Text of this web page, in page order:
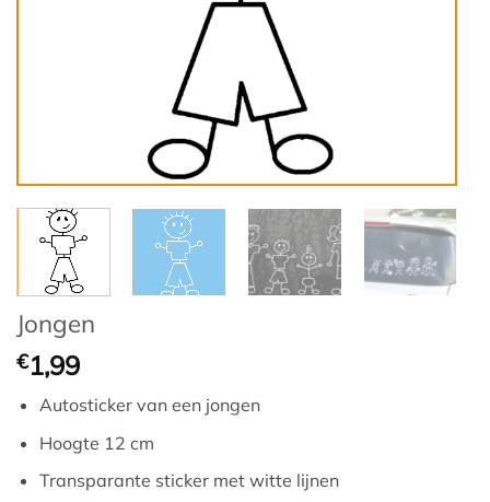
Jongen
€1,99
Autosticker van een jongen
Hoogte 12 cm
Transparante sticker met witte lijnen